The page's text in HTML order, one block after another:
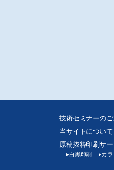
技術セミナーの
当サイトについて
原稿抜粋印刷サー
▸白黒印刷 ▸カ